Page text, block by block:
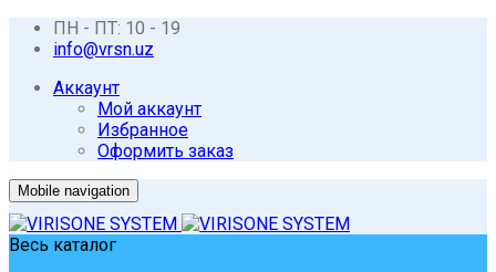
ПН - ПТ: 10 - 19
info@vrsn.uz
Аккаунт
Мой аккаунт
Избранное
Оформить заказ
Mobile navigation
Весь каталог